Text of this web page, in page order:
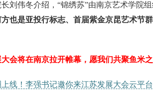
伟冬介绍，“锦绣苏”由南京艺术学院组
也是亚投行标志、首届紫金京昆艺术节
会将在南京拉开帷幕，愿我们共聚鱼米
线！李强书记邀你来江苏发展大会云平